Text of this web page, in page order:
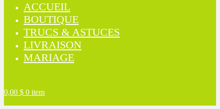
ACCUEIL
BOUTIQUE
TRUCS & ASTUCES
LIVRAISON
MARIAGE
0,00 $ 0 item